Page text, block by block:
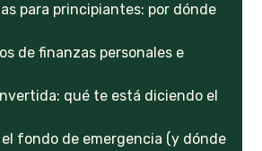
para principiantes: por dónde
de finanzas personales e
qué te está diciendo el
fondo de emergencia (y dónde